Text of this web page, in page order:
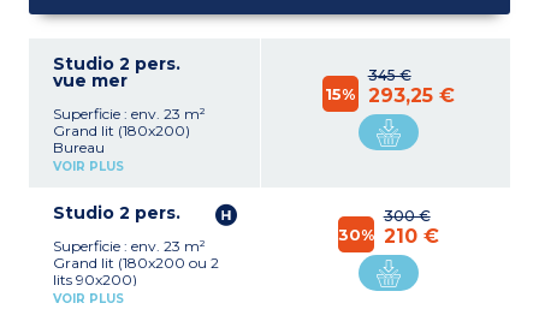
Studio 2 pers.
vue mer
Superficie : env. 23 m²
Grand lit (180x200)
Bureau
Cuisine équipée (plaque
grill, cafetière à capsules)
Salle de bain avec cabine
de douche, sèche-cheveux,
sèche-serviettes
Coffre-fort
TV connectée
VOIR PLUS
345 €
15% 293,25 €
Studio 2 pers.
Superficie : env. 23 m²
Grand lit (180x200 ou 2
lits 90x200)
Bureau
VOIR PLUS
300 €
30% 210 €